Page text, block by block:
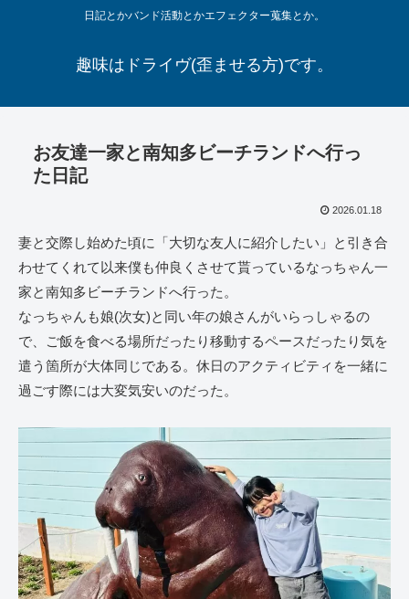
日記とかバンド活動とかエフェクター蒐集とか。
趣味はドライヴ(歪ませる方)です。
お友達一家と南知多ビーチランドへ行っ
た日記
2026.01.18
妻と交際し始めた頃に「大切な友人に紹介したい」と引き合
わせてくれて以来僕も仲良くさせて貰っているなっちゃん一
家と南知多ビーチランドへ行った。
なっちゃんも娘(次女)と同い年の娘さんがいらっしゃるの
で、ご飯を食べる場所だったり移動するペースだったり気を
遣う箇所が大体同じである。休日のアクティビティを一緒に
過ごす際には大変気安いのだった。